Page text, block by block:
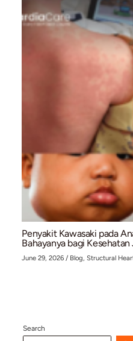
Pacemaker (Alat
Gangguan Irama
July 10, 2026/Blog